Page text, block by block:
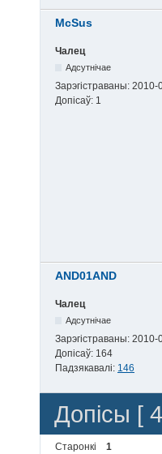
McSus
Чалец
Адсутнічае
Зарэгістраваны: 2010-
Допісаў: 1
AND01AND
Чалец
Адсутнічае
Зарэгістраваны: 2010-
Допісаў: 164
Падзякавалі: 146
Допісы [
Старонкі 1